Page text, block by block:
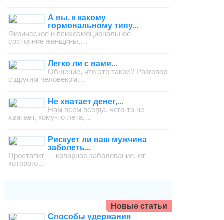
А вы, к какому
гормональному типу...
Физическое и психоэмоциональное
состояние женщины,…
Легко ли с вами...
Общение, что это такое? Разговор
с другим человеком…
Не хватает денег,...
Нам всем всегда, чего-то не
хватает, кому-то лета,…
Рискует ли ваш мужчина
заболеть...
Простатит — коварное заболевание, от
которого…
Новые статьи
Способы удержания